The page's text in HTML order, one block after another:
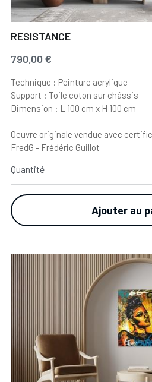
RESISTANCE
790,00 €
Technique : Peinture acrylique
Support : Toile coton sur châssis
Dimension : L 100 cm x H 100 cm
Oeuvre originale vendue avec
FredG - Frédéric Guillot
Quantité
Ajouter au